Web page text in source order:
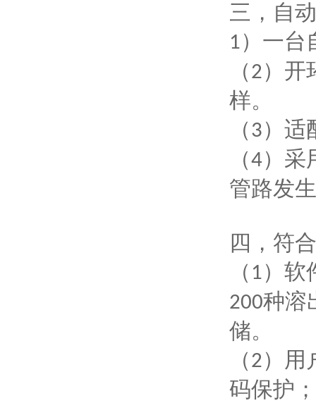
三， 自
1）一台
（2）开
样。
（3）适
（4）采
管路发
四， 符
（ 1）软
200种溶
储。
（2）用
码保护